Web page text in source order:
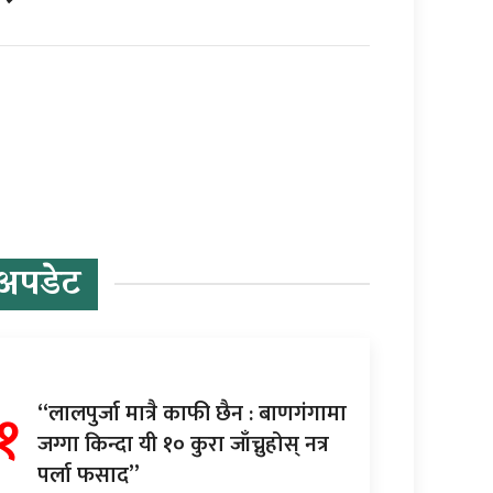
“लालपुर्जा मात्रै काफी छैन : बाणगंगामा
जग्गा किन्दा यी १० कुरा जाँच्नुहोस् नत्र
पर्ला फसाद”